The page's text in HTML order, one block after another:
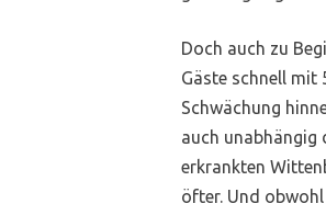
Doch auch zu
Gäste schnell mit
Schwächung
auch unabhängig
erkrankten
öfter. Und